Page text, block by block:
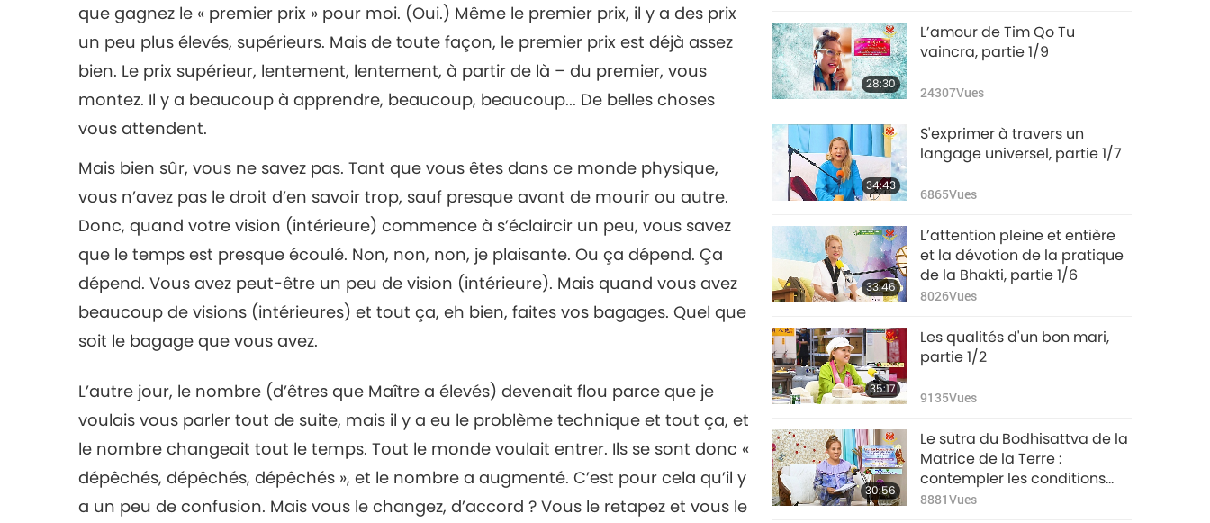
que gagnez le « premier prix » pour moi. (Oui.) Même le premier prix, il y a des prix
un peu plus élevés, supérieurs. Mais de toute façon, le premier prix est déjà assez
bien. Le prix supérieur, lentement, lentement, à partir de là – du premier, vous
montez. Il y a beaucoup à apprendre, beaucoup, beaucoup... De belles choses
vous attendent.
Mais bien sûr, vous ne savez pas. Tant que vous êtes dans ce monde physique,
vous n’avez pas le droit d’en savoir trop, sauf presque avant de mourir ou autre.
Donc, quand votre vision (intérieure) commence à s’éclaircir un peu, vous savez
que le temps est presque écoulé. Non, non, non, je plaisante. Ou ça dépend. Ça
dépend. Vous avez peut-être un peu de vision (intérieure). Mais quand vous avez
beaucoup de visions (intérieures) et tout ça, eh bien, faites vos bagages. Quel que
soit le bagage que vous avez.
L’autre jour, le nombre (d’êtres que Maître a élevés) devenait flou parce que je
voulais vous parler tout de suite, mais il y a eu le problème technique et tout ça, et
le nombre changeait tout le temps. Tout le monde voulait entrer. Ils se sont donc «
dépêchés, dépêchés, dépêchés », et le nombre a augmenté. C’est pour cela qu’il y
a un peu de confusion. Mais vous le changez, d’accord ? Vous le retapez et vous le
28:30
L’amour de Tim Qo Tu
vaincra, partie 1/9
24307Vues
34:43
S'exprimer à travers un
langage universel, partie 1/7
6865Vues
33:46
L’attention pleine et entière
et la dévotion de la pratique
de la Bhakti, partie 1/6
8026Vues
35:17
Les qualités d'un bon mari,
partie 1/2
9135Vues
30:56
Le sutra du Bodhisattva de la
Matrice de la Terre :
contempler les conditions
karmiques des êtres, partie
8881Vues